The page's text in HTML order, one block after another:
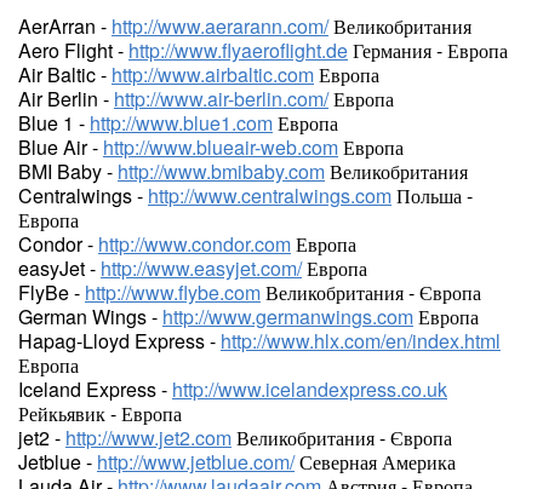
AerArran - http://www.aerarann.com/Великобритания
Aero Flight - http://www.flyaeroflight.deГермания - Европа
Air Baltic - http://www.airbaltic.comЕвропа
Air Berlin - http://www.air-berlin.com/Европа
Blue 1 - http://www.blue1.comЕвропа
Blue Air - http://www.blueair-web.comЕвропа
BMI Baby - http://www.bmibaby.comВеликобритания
Centralwings - http://www.centralwings.comПольша -
Европа
Condor - http://www.condor.comЕвропа
easyJet - http://www.easyjet.com/Европа
FlyBe - http://www.flybe.comВеликобритания - Європа
German Wings - http://www.germanwings.comЕвропа
Hapag-Lloyd Express - http://www.hlx.com/en/index.html
Европа
Iceland Express - http://www.icelandexpress.co.uk
Рейкьявик - Европа
jet2 - http://www.jet2.comВеликобритания - Європа
Jetblue - http://www.jetblue.com/Северная Америка